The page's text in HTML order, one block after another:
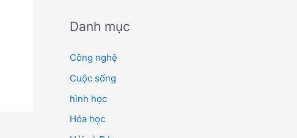
Danh mục
Công nghệ
Cuộc sống
hình học
Hóa học